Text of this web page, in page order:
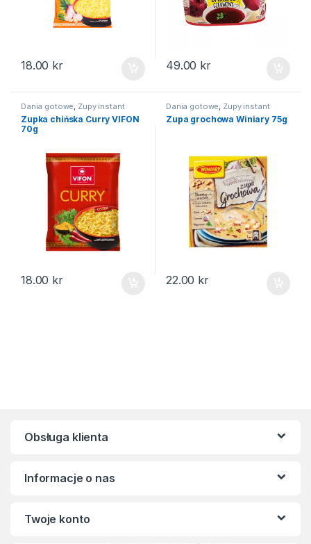
18.00 kr 49.00 kr
Dania gotowe, Zupy instant
Zupka chińska Curry VIFON
70g
18.00 kr
Dania gotowe, Zupy instant
Zupa grochowa Winiary 75g
22.00 kr
Obsługa klienta
Informacje o nas
Twoje konto